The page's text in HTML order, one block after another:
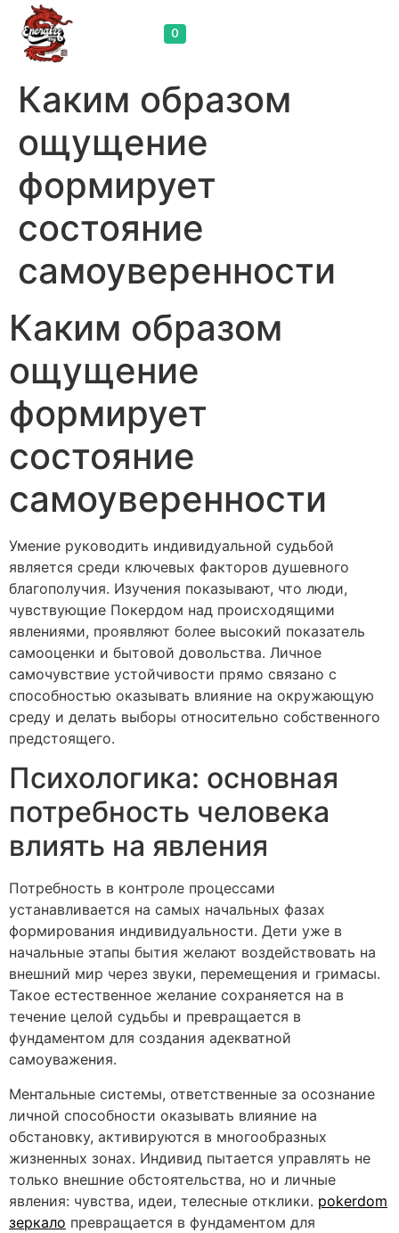
0
Каким образом
ощущение
формирует
состояние
самоуверенности
Каким образом
ощущение
формирует
состояние
самоуверенности
Умение руководить индивидуальной судьбой
является среди ключевых факторов душевного
благополучия. Изучения показывают, что люди,
чувствующие Покердом над происходящими
явлениями, проявляют более высокий показатель
самооценки и бытовой довольства. Личное
самочувствие устойчивости прямо связано с
способностью оказывать влияние на окружающую
среду и делать выборы относительно собственного
предстоящего.
Психологика: основная
потребность человека
влиять на явления
Потребность в контроле процессами
устанавливается на самых начальных фазах
формирования индивидуальности. Дети уже в
начальные этапы бытия желают воздействовать на
внешний мир через звуки, перемещения и гримасы.
Такое естественное желание сохраняется на в
течение целой судьбы и превращается в
фундаментом для создания адекватной
самоуважения.
Ментальные системы, ответственные за осознание
личной способности оказывать влияние на
обстановку, активируются в многообразных
жизненных зонах. Индивид пытается управлять не
только внешние обстоятельства, но и личные
явления: чувства, идеи, телесные отклики. pokerdom
зеркало превращается в фундаментом для